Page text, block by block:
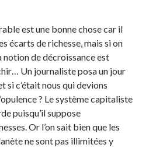
est une bonne chose car il
écarts de richesse, mais si on
notion de décroissance est
Un journaliste posa un jour
si c’était nous qui devions
? Le système capitaliste
puisqu’il suppose
Or l’on sait bien que les
ne sont pas illimitées y